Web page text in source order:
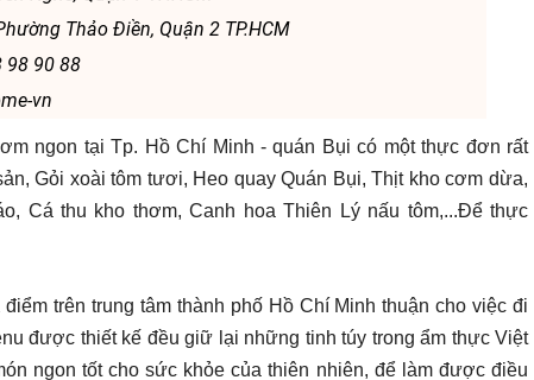
Thảo Điền, Quận 2 TP.HCM
98 90 88
vn
ngon tại Tp. Hồ Chí Minh - quán Bụi có một thực đơn rất
Gỏi xoài tôm tươi, Heo quay Quán Bụi, Thịt kho cơm dừa,
Cá thu kho thơm, Canh hoa Thiên Lý nấu tôm,...Để thực
trên trung tâm thành phố Hồ Chí Minh thuận cho việc đi
được thiết kế đều giữ lại những tinh túy trong ẩm thực Việt
ngon tốt cho sức khỏe của thiên nhiên, để làm được điều